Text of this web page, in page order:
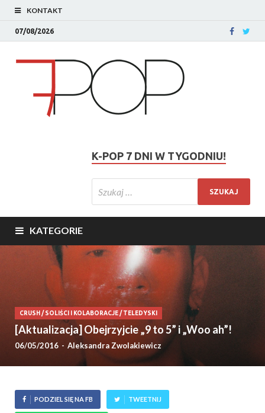
KONTAKT
07/08/2026
K-POP 7 DNI W TYGODNIU!
KATEGORIE
CRUSH /SOLIŚCI I KOLABORACJE/TELEDYSKI
[Aktualizacja] Obejrzyjcie „9 to 5” i „Woo ah”!
06/05/2016 - Aleksandra Zwolakiewicz
PODZIEL SIĘ NA FB TWEETNIJ